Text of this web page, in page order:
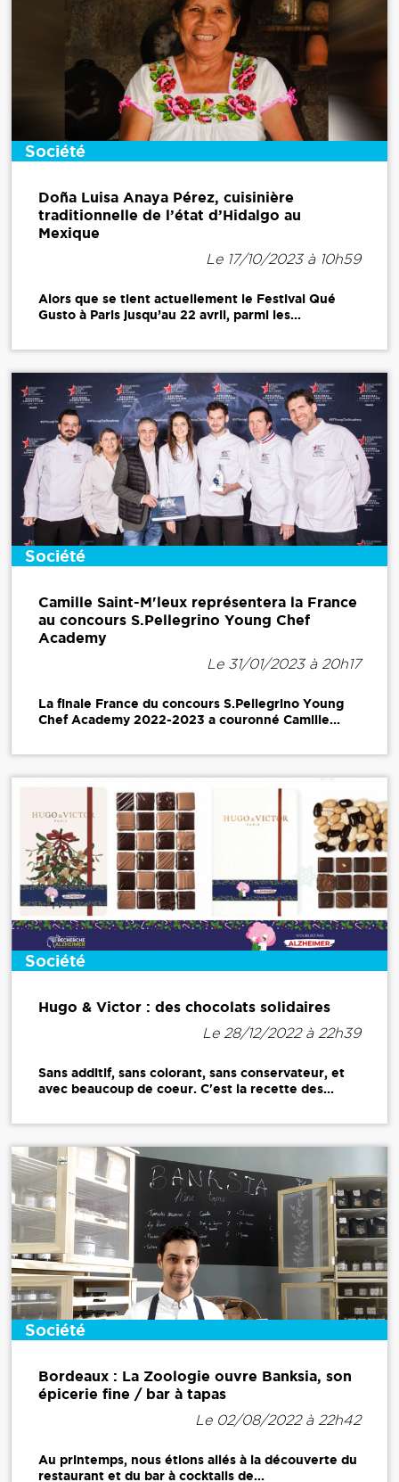
Société
Doña Luisa Anaya Pérez, cuisinière
traditionnelle de l’état d’Hidalgo au
Mexique
Le 17/10/2023 à 10h59
Alors que se tient actuellement le Festival Qué
Gusto à Paris jusqu’au 22 avril, parmi les...
Société
Camille Saint-M'leux représentera la France
au concours S.Pellegrino Young Chef
Academy
Le 31/01/2023 à 20h17
La finale France du concours S.Pellegrino Young
Chef Academy 2022-2023 a couronné Camille...
Société
Hugo & Victor : des chocolats solidaires
Le 28/12/2022 à 22h39
Sans additif, sans colorant, sans conservateur, et
avec beaucoup de coeur. C'est la recette des...
Société
Bordeaux : La Zoologie ouvre Banksia, son
épicerie fine / bar à tapas
Le 02/08/2022 à 22h42
Au printemps, nous étions allés à la découverte du
restaurant et du bar à cocktails de...